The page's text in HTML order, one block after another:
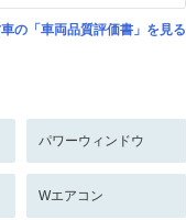
の「車両品質評価書」を見る
パワーウィンドウ
Wエアコン